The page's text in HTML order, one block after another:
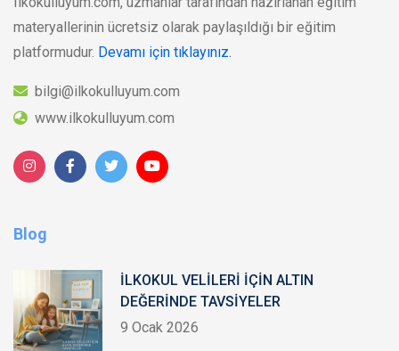
materyallerinin ücretsiz olarak paylaşıldığı bir eğitim
platformudur. Devamı için tıklayınız.
bilgi@ilkokulluyum.com
www.ilkokulluyum.com
Blog
İLKOKUL VELİLERİ İÇİN ALTIN
DEĞERİNDE TAVSİYELER
9 Ocak 2026